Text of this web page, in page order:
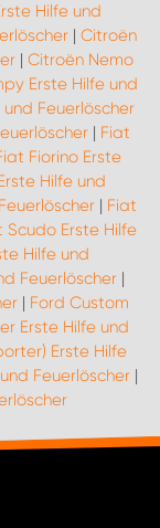
Hilfe und
| Citroën
| Citroën Nemo
Erste Hilfe und
Feuerlöscher
| Fiat
Fiorino Erste
Hilfe und
| Fiat
Scudo Erste Hilfe
Hilfe und
Feuerlöscher|
| Ford Custom
Erste Hilfe und
Erste Hilfe
Feuerlöscher|